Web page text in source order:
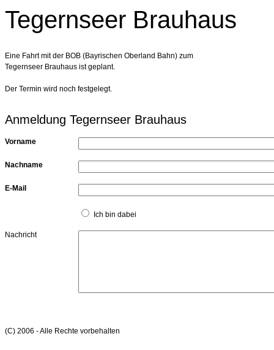
Tegernseer Brauhaus
Eine Fahrt mit der BOB (Bayrischen Oberland Bahn) zum
Tegernseer Brauhaus ist geplant.
Der Termin wird noch festgelegt.
Anmeldung Tegernseer Brauhaus
Vorname
Nachname
E-Mail
Ich bin dabei
Nachricht
(C) 2006 - Alle Rechte vorbehalten